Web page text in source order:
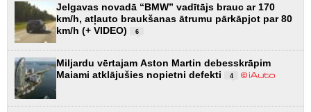
Jelgavas novadā “BMW” vadītājs brauc ar 170
km/h, atļauto braukšanas ātrumu pārkāpjot par 80
km/h (+ VIDEO)
6
Miljardu vērtajam Aston Martin debesskrāpim
Maiami atklājušies nopietni defekti
4